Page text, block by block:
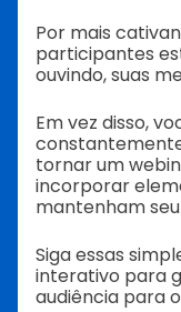
Por mais
participantes
ouvindo, suas
Em vez disso,
tornar um
incorporar
mantenham
Siga essas
interativo para
audiência para